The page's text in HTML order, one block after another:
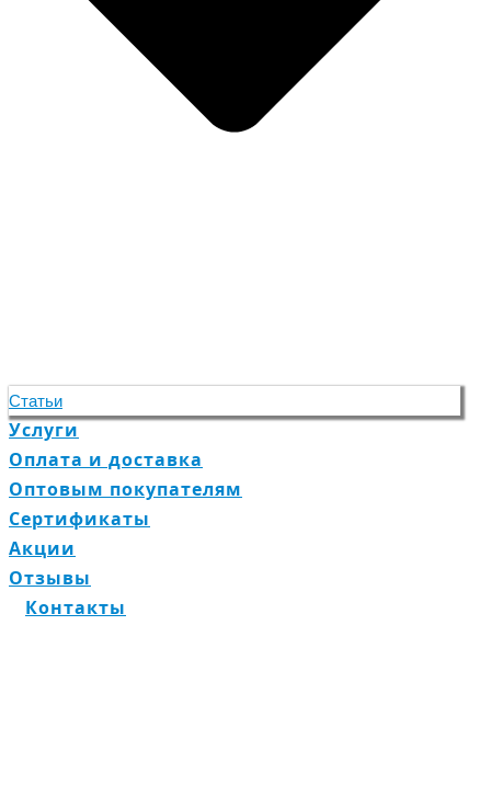
Статьи
Услуги
Оплата и доставка
Оптовым покупателям
Сертификаты
Акции
Отзывы
Контакты